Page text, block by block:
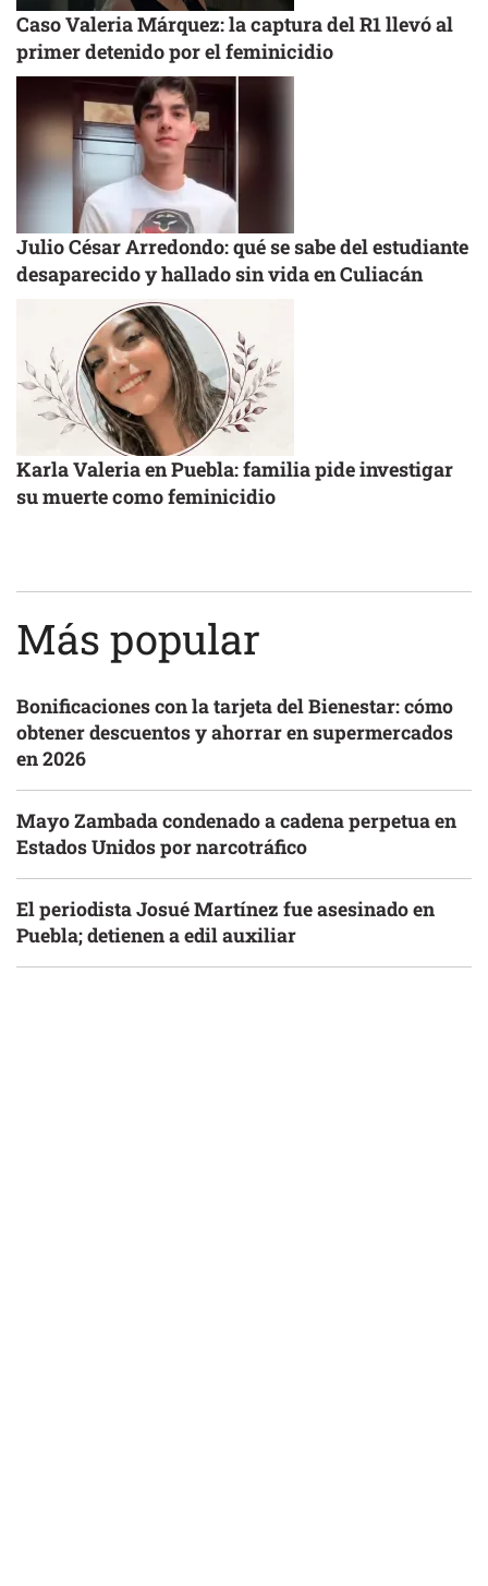
Caso Valeria Márquez: la captura del R1 llevó al
primer detenido por el feminicidio
Julio César Arredondo: qué se sabe del estudiante
desaparecido y hallado sin vida en Culiacán
Karla Valeria en Puebla: familia pide investigar
su muerte como feminicidio
Más popular
Bonificaciones con la tarjeta del Bienestar: cómo
obtener descuentos y ahorrar en supermercados
en 2026
Mayo Zambada condenado a cadena perpetua en
Estados Unidos por narcotráfico
El periodista Josué Martínez fue asesinado en
Puebla; detienen a edil auxiliar